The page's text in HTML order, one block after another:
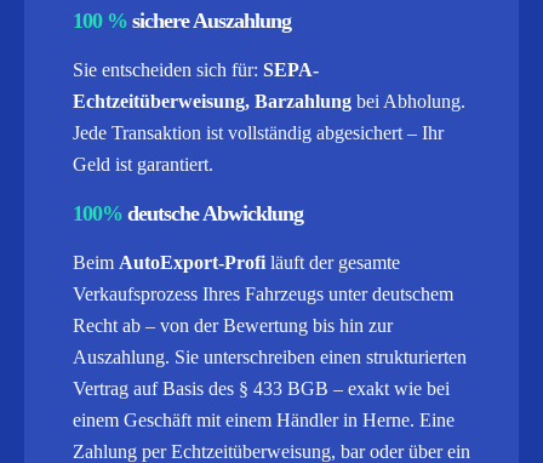
100 % sichere Auszahlung
Sie entscheiden sich für: SEPA-
Echtzeitüberweisung, Barzahlung bei Abholung.
Jede Transaktion ist vollständig abgesichert – Ihr
Geld ist garantiert.
100% deutsche Abwicklung
Beim AutoExport-Profi läuft der gesamte
Verkaufsprozess Ihres Fahrzeugs unter deutschem
Recht ab – von der Bewertung bis hin zur
Auszahlung. Sie unterschreiben einen strukturierten
Vertrag auf Basis des § 433 BGB – exakt wie bei
einem Geschäft mit einem Händler in Herne. Eine
Zahlung per Echtzeitüberweisung, bar oder über ein